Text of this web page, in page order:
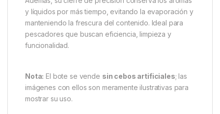
ElBote de Cebos Transparente con Obturador
Antiderrameno solo mantiene tus cebos en
perfecto estado, sino que también contribuye a un
dips con antelación, asegurando que tus cebos
estén siempre listos para usar.